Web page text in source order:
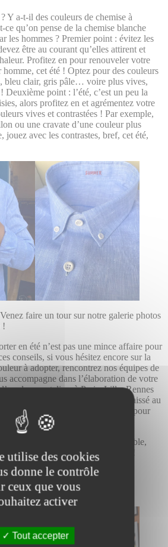
utilise des cookies
donne le contrôle
ceux que vous
activer
Tout accepter
Y a-t-il des couleurs de chemise à
ce qu’on pense de la chemise blanche
les hommes ? Premier point : évitez les
être au courant qu’elles attirent et
Profitez en pour renouveler votre
homme, cet été ! Optez pour des couleurs
bleu clair, gris pâle… voire plus vives,
Deuxième point : l’été, c’est un peu la
alors profitez en et agrémentez votre
vives et contrastées ! Par exemple,
ou une cravate d’une couleur plus
jouez avec les contrastes, bref, cet été,
faire un tour sur notre galerie photos
!
en été n’est pas une mince affaire pour
conseils, si vous hésitez encore sur la
à adopter, rencontrez nos équipes de
accompagne dans l’élaboration de votre
de nos ateliers à Paris, Lille, Rennes
tissu, des boutons… rien n’est laissé au
de votre chemise sur mesure pour
d’y faire broder vos initiales !
est là pour vous conseiller ! Ensemble,
chemise d’été parfaite pour vous !